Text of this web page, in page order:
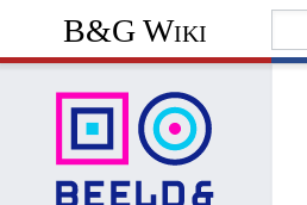
B&G Wiki